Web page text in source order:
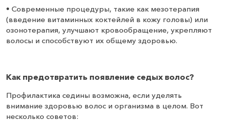
• Современные процедуры, такие как мезотерапия
(введение витаминных коктейлей в кожу головы) или
озонотерапия, улучшают кровообращение, укрепляют
волосы и способствуют их общему здоровью.
Как предотвратить появление седых волос?
Профилактика седины возможна, если уделять
внимание здоровью волос и организма в целом. Вот
несколько советов: